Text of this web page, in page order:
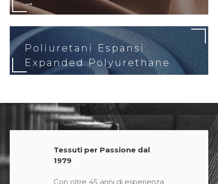
→
Poliuretani Espansi
Expanded Polyurethane
→
Tessuti per Passione dal
1979
Con oltre 45 anni di esperienza